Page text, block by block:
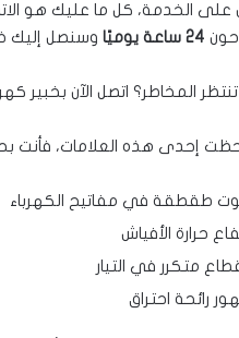
على الخدمة، كل ما عليك هو
24 ساعة يوميًا وسنصل إليك
تنتظر المخاطر؟ اتصل الآن بخبير
إحدى هذه العلامات، فأنت
طقطقة في مفاتيح الكهرباء
حرارة الأفياش
متكرر في التيار
رائحة احتراق